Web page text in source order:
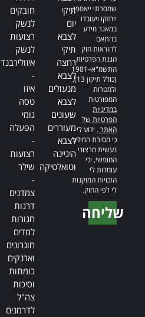
שמסרתי ייאספו,
יוחזקו ויעובדו
במאגר מידע
בהתאם
להוראות חוק
הגנת הפרטיות,
התשמ"א–1981
(כולל תיקון 13),
ולמטרות
המפורטות
במדיניות
הפרטיות של
האתר. ידוע לי
כי מסירת המידע
נעשית מרצוני
החופשי, וכי
עומדות לי
הזכויות המוקנות
לי לפי החוק.
שליחה
תיקי
יום
לצבא
תיקי
רחצה
לצבא
מנעולים
לצבא
שעונים
מעוררים
לצבא
היגיינה
וטואלטיקה
חובקים
לנשק
רצועות
לנשק
איזולירבנד
-
איזו
טסה
גומי
הפעלה
-
רצועות
שילר
-
צמדנים
דרגות
חגורות
למדים
חוגרונים
וארנקים
כומתות
וסיכות
צה"ל
לדרמנים